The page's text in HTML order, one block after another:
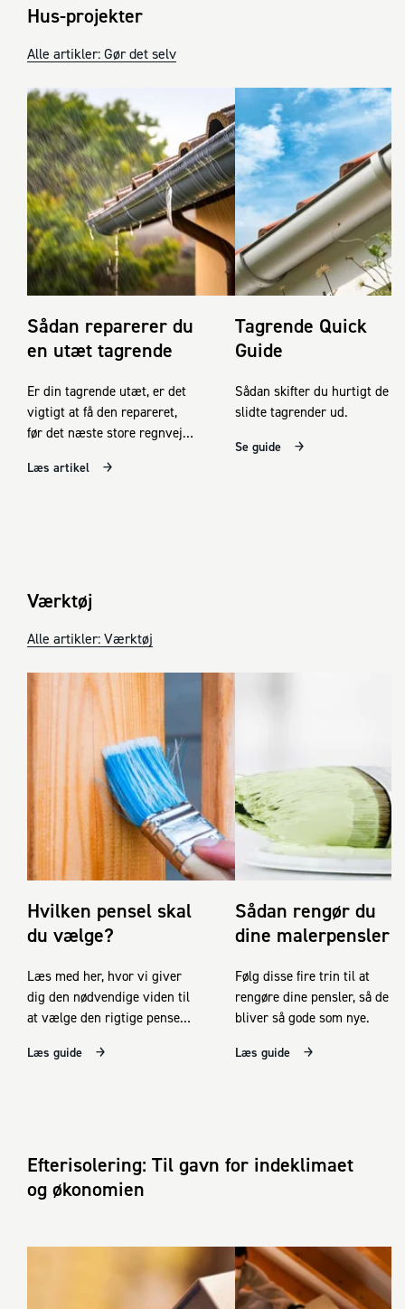
Hus-projekter
Alle artikler: Gør det selv
Sådan reparerer du
en utæt tagrende
Er din tagrende utæt, er det
vigtigt at få den repareret,
før det næste store regnvejr
Læs artikel
Tagrende Quick
Guide
Sådan skifter du hurtigt de
slidte tagrender ud.
Se guide
Værktøj
Alle artikler: Værktøj
Hvilken pensel skal
du vælge?
Læs med her, hvor vi giver
dig den nødvendige viden til
at vælge den rigtige pensel
Læs guide
Sådan rengør du
dine malerpensler
Følg disse fire trin til at
rengøre dine pensler, så de
bliver så gode som nye.
Læs guide
Efterisolering: Til gavn for indeklimaet
og økonomien